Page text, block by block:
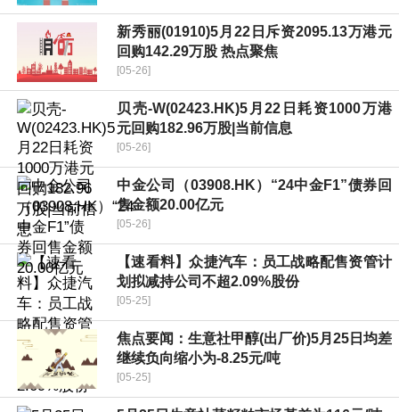
新秀丽(01910)5月22日斥资2095.13万港元
回购142.29万股 热点聚焦
[05-26]
贝壳-W(02423.HK)5月22日耗资1000万港
元回购182.96万股|当前信息
[05-26]
中金公司（03908.HK）“24中金F1”债券回
售金额20.00亿元
[05-26]
【速看料】众捷汽车：员工战略配售资管计
划拟减持公司不超2.09%股份
[05-25]
焦点要闻：生意社甲醇(出厂价)5月25日均差
继续负向缩小为-8.25元/吨
[05-25]